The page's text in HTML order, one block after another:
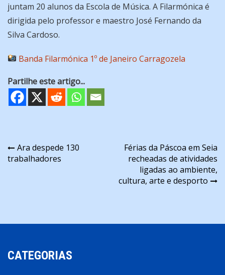
juntam 20 alunos da Escola de Música. A Filarmónica é
dirigida pelo professor e maestro José Fernando da
Silva Cardoso.
Banda Filarmónica 1º de Janeiro Carragozela
Partilhe este artigo...
Navegação
de
Ara despede 130
trabalhadores
Férias da Páscoa em Seia
recheadas de atividades
ligadas ao ambiente,
cultura, arte e desporto
CATEGORIAS